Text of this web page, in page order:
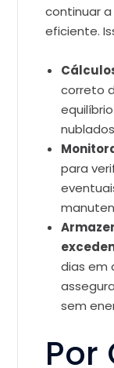
continuar
eficiente.
correto
para
dias em
sem
Por